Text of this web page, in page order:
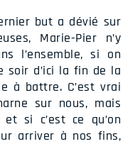
but a dévié sur
Marie-Pier n’y
l’ensemble, si on
soir d’ici la fin de la
à battre. C’est vrai
sur nous, mais
si c’est ce qu’on
arriver à nos fins,